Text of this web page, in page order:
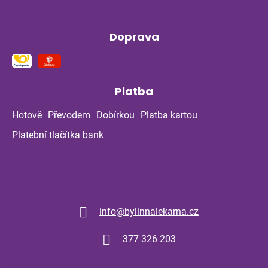
Doprava
Platba
Hotově Převodem Dobírkou
Platba kartou
Platební tlačítka bank
info@bylinnalekarna.cz
377 326 203